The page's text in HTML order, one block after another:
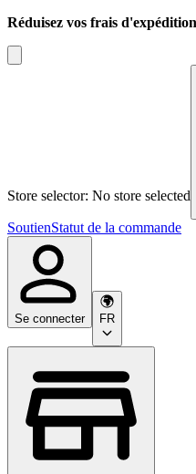
Réduisez vos frais
Store selector: No store selected
SoutienStatut de la commande
Se connecter FR